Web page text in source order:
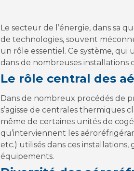
Le secteur de l’énergie, dans sa
de technologies, souvent
un rôle essentiel. Ce système, qui
dans de nombreuses installations
Le rôle central des
Dans de nombreux procédés de
s’agisse de centrales thermiques
même de certaines unités de
qu’interviennent les
etc.) utilisés dans ces
équipements.